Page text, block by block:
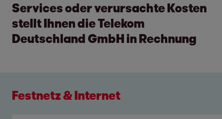
Services oder verursachte Kosten
stellt Ihnen die Telekom
Deutschland GmbH in Rechnung
Festnetz & Internet